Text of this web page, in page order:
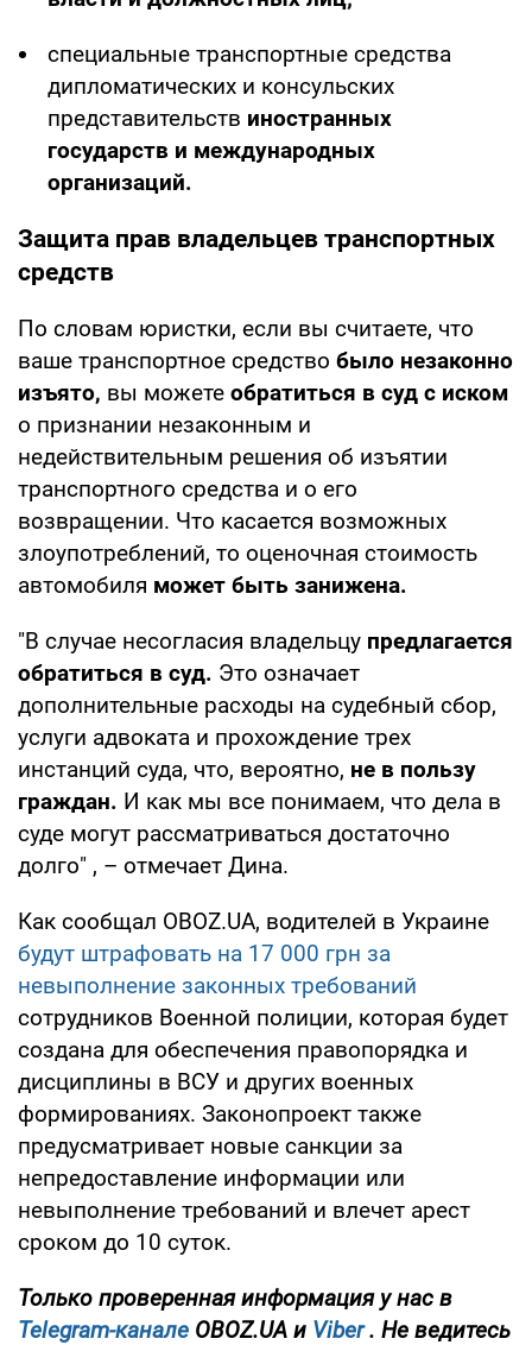
специальные транспортные средства
дипломатических и консульских
представительств иностранных
государств и международных
организаций.
Защита прав владельцев транспортных
средств
По словам юристки, если вы считаете, что
ваше транспортное средство было незаконно
изъято, вы можете обратиться в суд с иском
о признании незаконным и
недействительным решения об изъятии
транспортного средства и о его
возвращении. Что касается возможных
злоупотреблений, то оценочная стоимость
автомобиля может быть занижена.
"В случае несогласия владельцу предлагается
обратиться в суд. Это означает
дополнительные расходы на судебный сбор,
услуги адвоката и прохождение трех
инстанций суда, что, вероятно, не в пользу
граждан. И как мы все понимаем, что дела в
суде могут рассматриваться достаточно
долго" , – отмечает Дина.
Как сообщал OBOZ.UA, водителей в Украине
будут штрафовать на 17 000 грн за
невыполнение законных требований
сотрудников Военной полиции, которая будет
создана для обеспечения правопорядка и
дисциплины в ВСУ и других военных
формированиях. Законопроект также
предусматривает новые санкции за
непредоставление информации или
невыполнение требований и влечет арест
сроком до 10 суток.
Только проверенная информация у нас в
Telegram-канале OBOZ.UA и Viber . Не ведитесь